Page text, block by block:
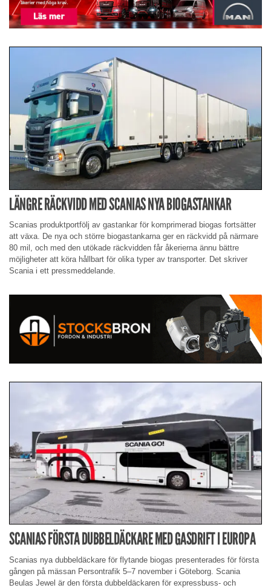
LÄNGRE RÄCKVIDD MED SCANIAS NYA BIOGASTANKAR
Scanias produktportfölj av gastankar för komprimerad biogas fortsätter
att växa. De nya och större biogastankarna ger en räckvidd på närmare
80 mil, och med den utökade räckvidden får åkerierna ännu bättre
möjligheter att köra hållbart för olika typer av transporter. Det skriver
Scania i ett pressmeddelande.
SCANIAS FÖRSTA DUBBELDÄCKARE MED GASDRIFT I EUROPA
Scanias nya dubbeldäckare för flytande biogas presenterades för första
gången på mässan Persontrafik 5–7 november i Göteborg. Scania
Beulas Jewel är den första dubbeldäckaren för expressbuss- och